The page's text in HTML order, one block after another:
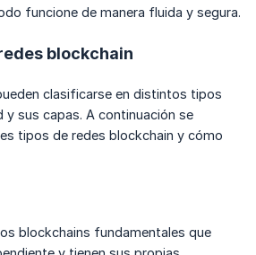
funcione de manera fluida y segura.
blockchain
clasificarse en distintos tipos
y sus capas. A continuación se
tipos de redes blockchain y cómo
blockchains fundamentales que